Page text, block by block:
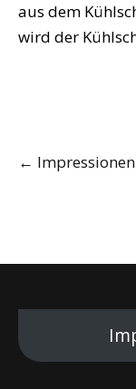
aus dem
wird der
Post
navigation
←